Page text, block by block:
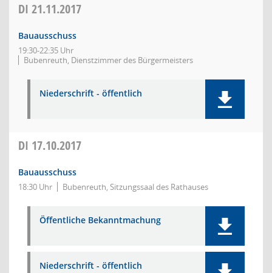
DI 21.11.2017
Bauausschuss
19:30-22:35 Uhr
Bubenreuth, Dienstzimmer des Bürgermeisters
Niederschrift - öffentlich
DI 17.10.2017
Bauausschuss
18:30 Uhr Bubenreuth, Sitzungssaal des Rathauses
Öffentliche Bekanntmachung
Niederschrift - öffentlich